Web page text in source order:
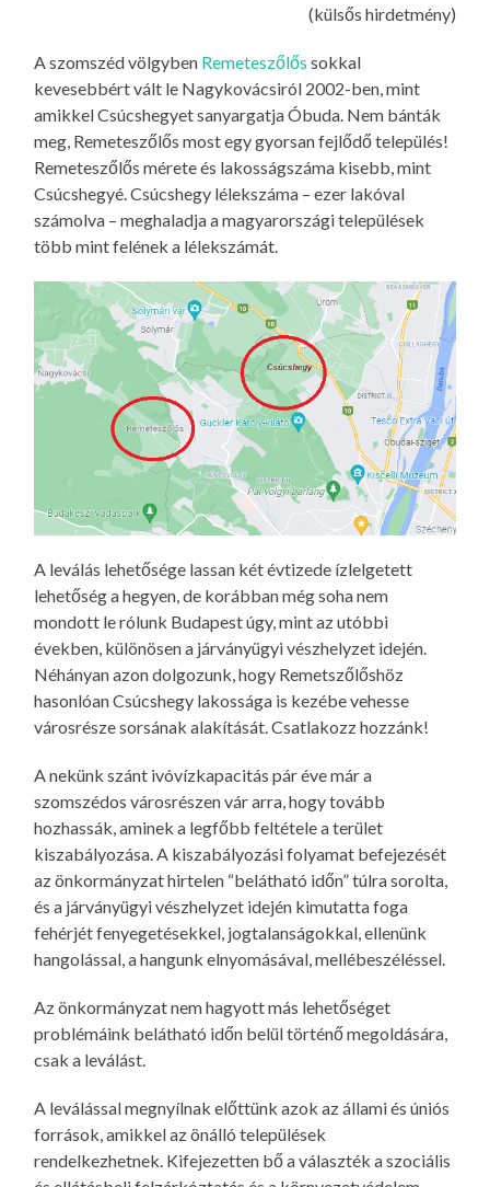
(külsős hirdetmény)
A szomszéd völgyben Remeteszőlőssokkal
kevesebbért vált le Nagykovácsiról 2002-ben, mint
amikkel Csúcshegyet sanyargatja Óbuda. Nem bánták
meg, Remeteszőlős most egy gyorsan fejlődő település!
Remeteszőlős mérete és lakosságszáma kisebb, mint
Csúcshegyé. Csúcshegy lélekszáma – ezer lakóval
számolva – meghaladja a magyarországi települések
több mint felének a lélekszámát.
A leválás lehetősége lassan két évtizede ízlelgetett
lehetőség a hegyen, de korábban még soha nem
mondott le rólunk Budapest úgy, mint az utóbbi
években, különösen a járványügyi vészhelyzet idején.
Néhányan azon dolgozunk, hogy Remetszőlőshöz
hasonlóan Csúcshegy lakossága is kezébe vehesse
városrésze sorsának alakítását. Csatlakozz hozzánk!
A nekünk szánt ivóvízkapacitás pár éve már a
szomszédos városrészen vár arra, hogy tovább
hozhassák, aminek a legfőbb feltétele a terület
kiszabályozása. A kiszabályozási folyamat befejezését
az önkormányzat hirtelen “belátható időn” túlra sorolta,
és a járványügyi vészhelyzet idején kimutatta foga
fehérjét fenyegetésekkel, jogtalanságokkal, ellenünk
hangolással, a hangunk elnyomásával, mellébeszéléssel.
Az önkormányzat nem hagyott más lehetőséget
problémáink belátható időn belül történő megoldására,
csak a leválást.
A leválással megnyílnak előttünk azok az állami és úniós
források, amikkel az önálló települések
rendelkezhetnek. Kifejezetten bő a választék a szociális